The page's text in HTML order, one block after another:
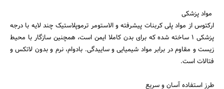
مواد پزشکی
ارکتوس از مواد پلی کربنات پیشرفته و الاستومر ترموپلاستیک چند لایه با درجه
پزشکی 1 ساخته شده که برای بدن کاملا ایمن است، همچنین سازگار با محیط
زیست و مقاوم در برابر مواد شیمیایی و ساییدگی. بادوام، نرم و بدون لاتکس و
فتالات است.
طرز استفاده آسان و سریع